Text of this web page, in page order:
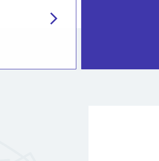
chevron_right